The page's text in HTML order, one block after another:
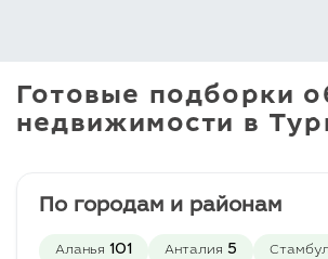
современным стандартам и
Квартиры характеризуются
Придомовая территория
проведения досуга.
Готовые подборки
недвижимости в
По городам и районам
Аланья 101 Анталия 5 Стамбул